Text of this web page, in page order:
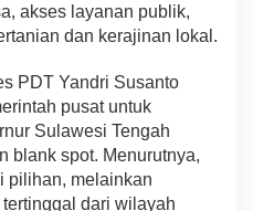
akses layanan publik,
dan kerajinan lokal.
PDT Yandri Susanto
pusat untuk
Sulawesi Tengah
blank spot. Menurutnya,
pilihan, melainkan
dari wilayah